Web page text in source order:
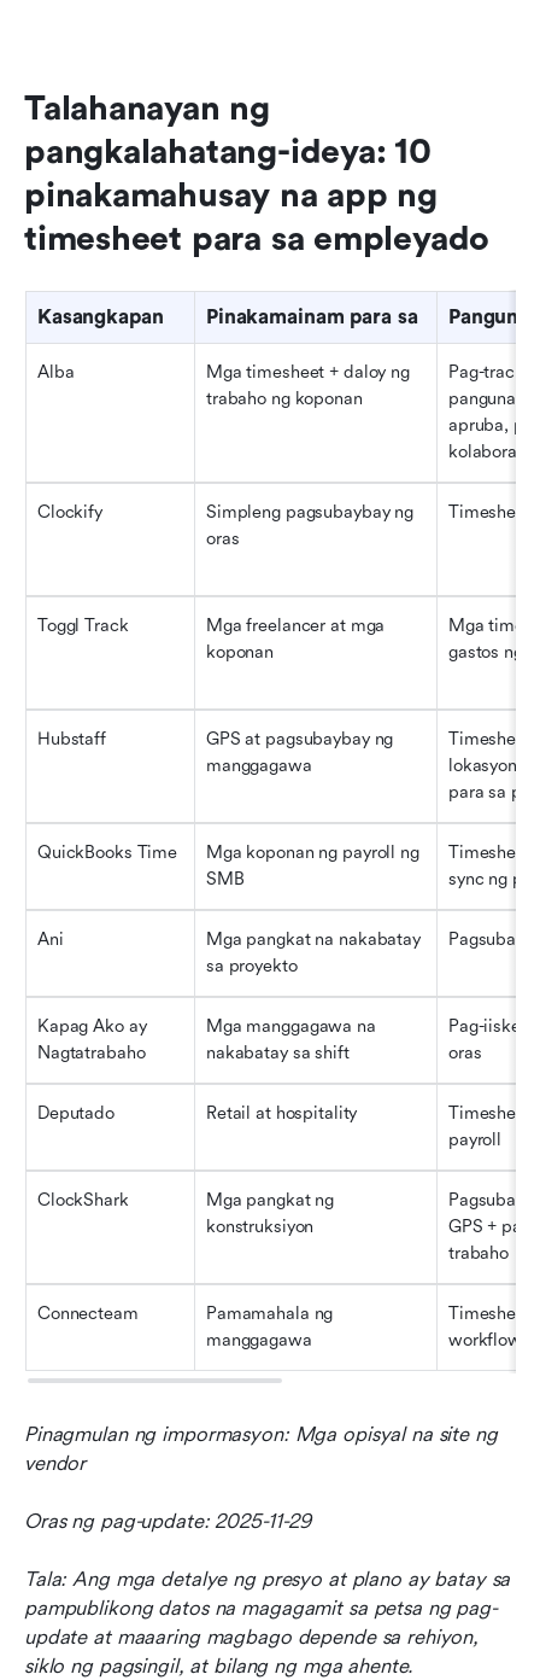
Talahanayan ng
pangkalahatang-ideya: 10
pinakamahusay na app ng
timesheet para sa empleyado
Kasangkapan Pinakamainam para sa
Alba
Mga timesheet + daloy ng
trabaho ng koponan
Pag-track
apruba,
Clockify
Simpleng pagsubaybay ng
oras
Toggl Track
Mga freelancer at mga
koponan
Mga timer,
gastos ng
Hubstaff
GPS at pagsubaybay ng
manggagawa
lokasyon,
para sa
QuickBooks Time
Mga koponan ng payroll ng
SMB
sync ng
Ani
Mga pangkat na nakabatay
sa proyekto
Kapag Ako ay
Nagtatrabaho
Mga manggagawa na
nakabatay sa shift
Pag-
oras
Deputado Retail at hospitality
payroll
ClockShark
Mga pangkat ng
konstruksiyon
GPS +
trabaho
Connecteam
Pamamahala ng
manggagawa
Timesheet
workflow
Pinagmulan ng impormasyon: Mga opisyal na site ng
vendor
Oras ng pag-update: 2025-11-29
Tala: Ang mga detalye ng presyo at plano ay batay sa
pampublikong datos na magagamit sa petsa ng pag-
update at maaaring magbago depende sa rehiyon,
siklo ng pagsingil, at bilang ng mga ahente.